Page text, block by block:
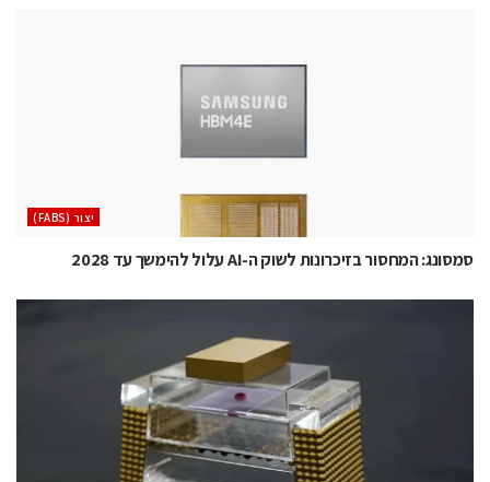
‫יצור (‪(FABS‬‬
סמסונג: המחסור בזיכרונות לשוק ה-AI עלול להימשך עד 2028